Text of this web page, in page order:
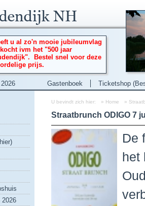
Gastenboek Ticketshop
u al zo'n mooie jubileumvlag
ivm het "500 jaar
Bestel snel voor deze
prijs.
2026
U bevindt zich hier: » Home »
Straatbrunch ODIGO 7
De
het